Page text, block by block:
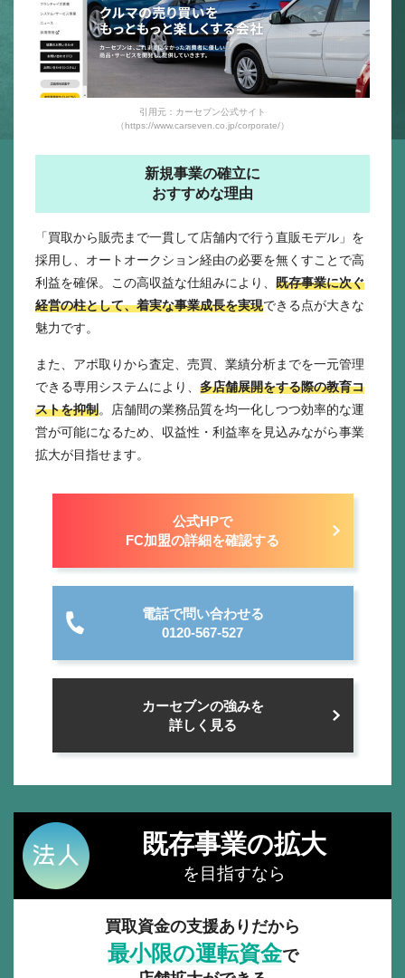
引用元：カーセブン公式サイト
（https://www.carseven.co.jp/corporate/）
新規事業の確立に
おすすめな理由
「買取から販売まで一貫して店舗内で行う直販モデル」を
採用し、オートオークション経由の必要を無くすことで高
利益を確保。この高収益な仕組みにより、 既存事業に次ぐ
経営の柱として、着実な事業成長を実現できる点が大きな
魅力です。
また、アポ取りから査定、売買、業績分析までを一元管理
できる専用システムにより、 多店舗展開をする際の教育コ
ストを抑制。店舗間の業務品質を均一化しつつ効率的な運
営が可能になるため、収益性・利益率を見込みながら事業
拡大が目指せます。
公式HPで
FC加盟の詳細を確認する
電話で問い合わせる
0120-567-527
カーセブンの強みを
詳しく見る
既存事業の拡大
を目指すなら
買取資金の支援ありだから
最小限の運転資金で